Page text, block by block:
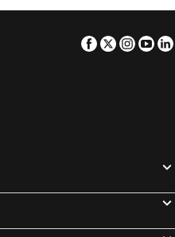
Facebook
Twitter